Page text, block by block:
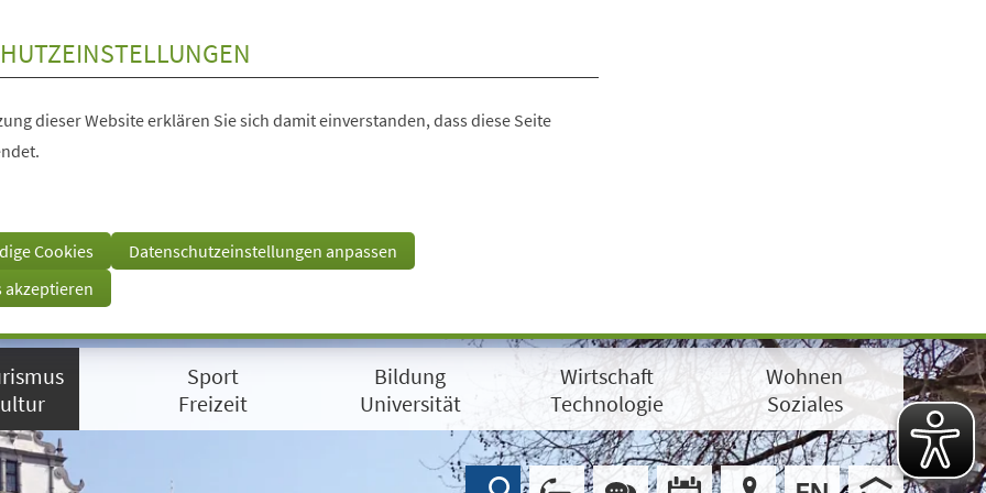
dieser Website erklären Sie sich damit einverstanden, dass diese Seite
Cookies
Datenschutzeinstellungen anpassen
akzeptieren
Sport
Freizeit
Bildung
Universität
Wirtschaft
Technologie
Wohnen
Soziales